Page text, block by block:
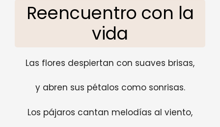
Reencuentro con la
vida
Las flores despiertan con suaves brisas,
y abren sus pétalos como sonrisas.
Los pájaros cantan melodías al viento,